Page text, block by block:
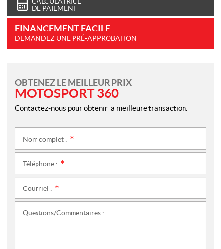
DE PAIEMENT
FINANCEMENT FACILE
DEMANDEZ UNE PRÉ-APPROBATION
OBTENEZ LE MEILLEUR PRIX
MOTOSPORT 360
Contactez-nous pour obtenir la meilleure transaction.
Nom complet :
Téléphone :
Courriel :
Questions/Commentaires :